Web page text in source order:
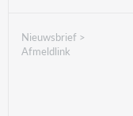
Nieuwsbrief >
Afmeldlink